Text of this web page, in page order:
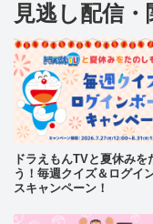
見逃し配信
ドラえもんTVと夏休みを
う！毎週クイズ＆ログイ
スキャンペーン！